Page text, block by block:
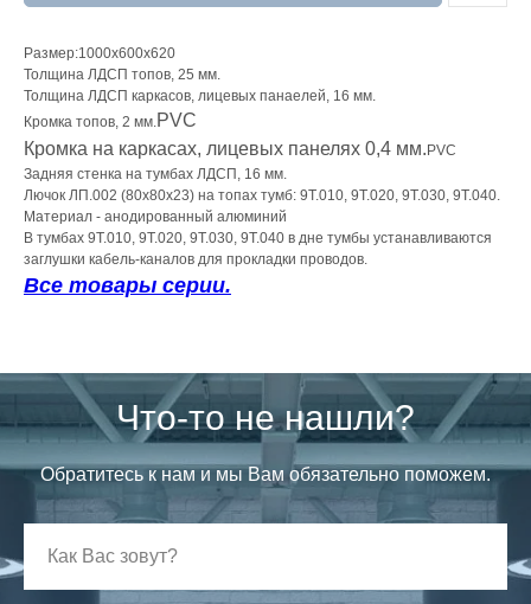
Размер:1000х600х620
Толщина ЛДСП топов, 25 мм.
Толщина ЛДСП каркасов, лицевых панаелей, 16 мм.
Кромка топов, 2 мм.PVC
Кромка на каркасах, лицевых панелях 0,4 мм. PVC
Задняя стенка на тумбах ЛДСП, 16 мм.
Лючок ЛП.002 (80х80х23) на топах тумб: 9Т.010, 9Т.020, 9Т.030, 9Т.040.
Материал - анодированный алюминий
В тумбах 9Т.010, 9Т.020, 9Т.030, 9Т.040 в дне тумбы устанавливаются
заглушки кабель-каналов для прокладки проводов.
Все товары серии.
Что-то не нашли?
Обратитесь к нам и мы Вам обязательно поможем.